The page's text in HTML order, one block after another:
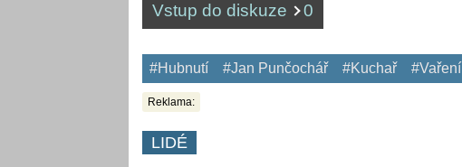
Vstup do diskuze 0
#Hubnutí #Jan Punčochář #Kuchař #Vaření
Reklama:
LIDÉ